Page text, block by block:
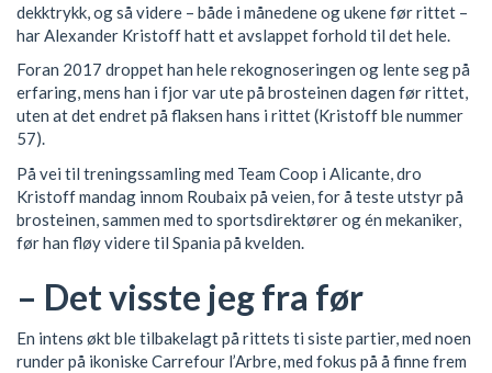
dekktrykk, og så videre – både i månedene og ukene før rittet –
har Alexander Kristoff hatt et avslappet forhold til det hele.
Foran 2017 droppet han hele rekognoseringen og lente seg på
erfaring, mens han i fjor var ute på brosteinen dagen før rittet,
uten at det endret på flaksen hans i rittet (Kristoff ble nummer
57).
På vei til treningssamling med Team Coop i Alicante, dro
Kristoff mandag innom Roubaix på veien, for å teste utstyr på
brosteinen, sammen med to sportsdirektører og én mekaniker,
før han fløy videre til Spania på kvelden.
– Det visste jeg fra før
En intens økt ble tilbakelagt på rittets ti siste partier, med noen
runder på ikoniske Carrefour l’Arbre, med fokus på å finne frem